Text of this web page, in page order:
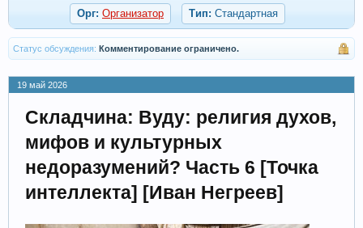
Орг: Организатор Тип: Стандартная
Статус обсуждения: Комментирование ограничено.
19 май 2026
Складчина: Вуду: религия духов,
мифов и культурных
недоразумений? Часть 6 [Точка
интеллекта] [Иван Негреев]